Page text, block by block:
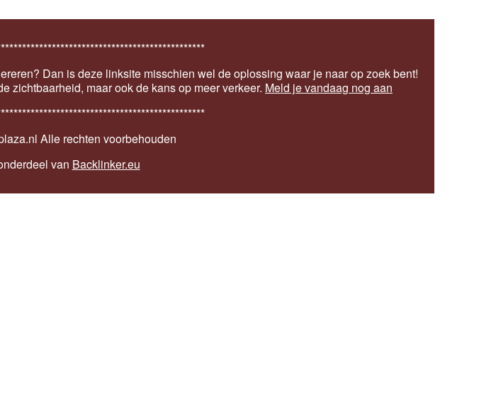
Dan is deze linksite misschien wel de oplossing waar je naar op zoek bent!
zichtbaarheid, maar ook de kans op meer verkeer. Meld je vandaag nog aan
Alle rechten voorbehouden
van Backlinker.eu